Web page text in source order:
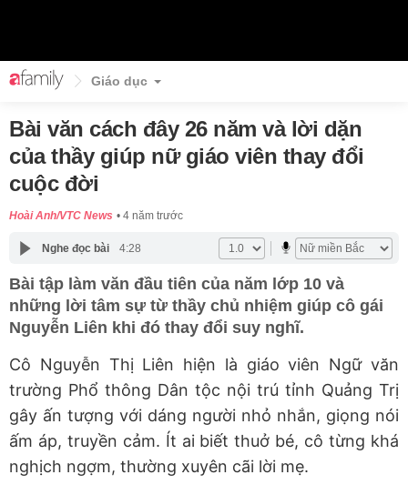
Giáo dục
Bài văn cách đây 26 năm và lời dặn
của thầy giúp nữ giáo viên thay đổi
cuộc đời
Hoài Anh/VTC News 4 năm trước
Nghe đọc bài 4:28
Bài tập làm văn đầu tiên của năm lớp 10 và
những lời tâm sự từ thầy chủ nhiệm giúp cô gái
Nguyễn Liên khi đó thay đổi suy nghĩ.
Cô Nguyễn Thị Liên hiện là giáo viên Ngữ văn
trường Phổ thông Dân tộc nội trú tỉnh Quảng Trị
gây ấn tượng với dáng người nhỏ nhắn, giọng nói
ấm áp, truyền cảm. Ít ai biết thuở bé, cô từng khá
nghịch ngợm, thường xuyên cãi lời mẹ.